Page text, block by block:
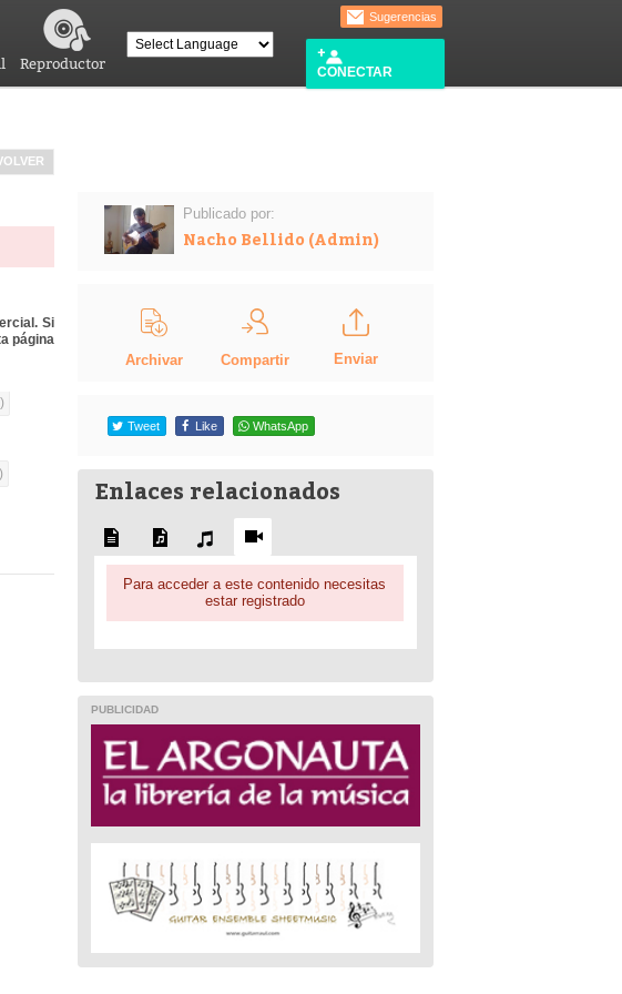
Reproductor
Sugerencias
CONECTAR
Si
página
Publicado por:
Nacho Bellido (Admin)
Archivar Compartir Enviar
Tweet Like WhatsApp
Enlaces relacionados
Para acceder a este contenido necesitas
estar registrado
PUBLICIDAD